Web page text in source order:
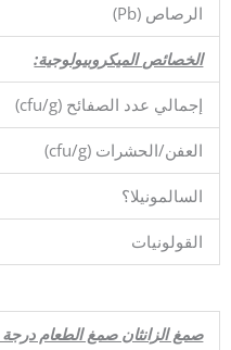
الرصاص (Pb)
الخصائص الميكروبيولوجية:
إجمالي عدد الصفائح (cfu/g)
العفن/الحشرات (cfu/g)
السالمونيلا؟
القولونيات
صمغ الزانثان صمغ الطعام درجة 200 شبكة 200